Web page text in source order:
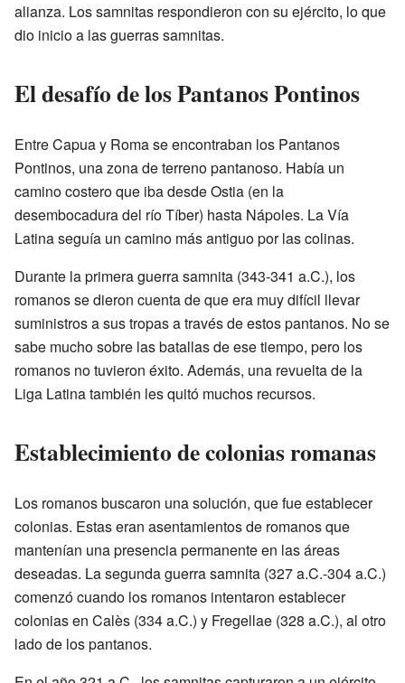
alianza. Los samnitas respondieron con su ejército, lo que
dio inicio a las guerras samnitas.
El desafío de los Pantanos Pontinos
Entre Capua y Roma se encontraban los Pantanos
Pontinos, una zona de terreno pantanoso. Había un
camino costero que iba desde Ostia (en la
desembocadura del río Tíber) hasta Nápoles. La Vía
Latina seguía un camino más antiguo por las colinas.
Durante la primera guerra samnita (343-341 a.C.), los
romanos se dieron cuenta de que era muy difícil llevar
suministros a sus tropas a través de estos pantanos. No se
sabe mucho sobre las batallas de ese tiempo, pero los
romanos no tuvieron éxito. Además, una revuelta de la
Liga Latina también les quitó muchos recursos.
Establecimiento de colonias romanas
Los romanos buscaron una solución, que fue establecer
colonias. Estas eran asentamientos de romanos que
mantenían una presencia permanente en las áreas
deseadas. La segunda guerra samnita (327 a.C.-304 a.C.)
comenzó cuando los romanos intentaron establecer
colonias en Calès (334 a.C.) y Fregellae (328 a.C.), al otro
lado de los pantanos.